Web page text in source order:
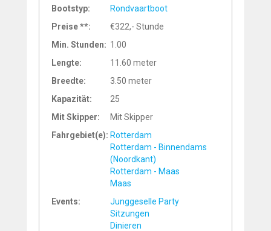
Bootstyp:
Rondvaartboot
Preise **:
€322,- Stunde
Min. Stunden: 1.00
Lengte:
11.60 meter
Breedte:
3.50 meter
Kapazität:
25
Mit Skipper:
Mit Skipper
Fahrgebiet(e): Rotterdam
Rotterdam - Binnendams
(Noordkant)
Rotterdam - Maas
Maas
Events:
Junggeselle Party
Sitzungen
Dinieren